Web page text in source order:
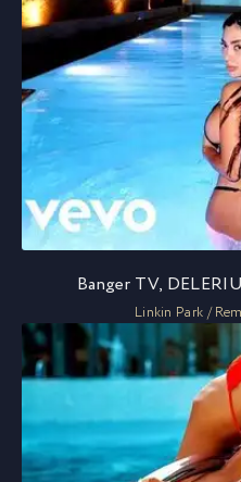
Banger TV,
Linkin Park /